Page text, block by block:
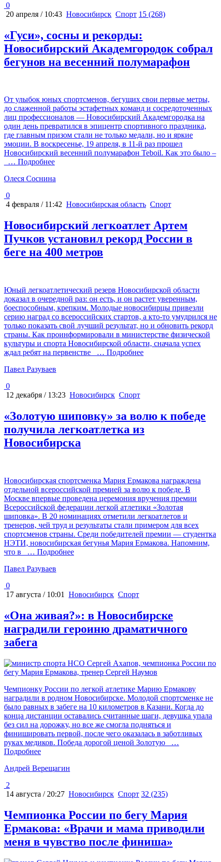
0
20 апреля / 10:43 Новосибирск Спорт 15 (268)
«Гуси», сосны и рекорды:
Новосибирский Академгородок собрал
бегунов на весенний полумарафон
От улыбок юных спортсменов, бегущих свои первые метры,
до слаженной работы эстафетных команд и сосредоточенных
лиц профессионалов — Новосибирский Академгородка на
один день превратился в эпицентр спортивного праздника,
где главным призом стали не только медали, но и яркие
эмоции. В воскресенье, 19 апреля, в 11-й раз прошел
Новосибирский весенний полумарафон Teboil. Как это было –
… Подробнее
Олеся Соснина
0
4 февраля / 11:42 Новосибирская область Спорт
Новосибирский легкоатлет Артем
Пучков установил рекорд России в
беге на 400 метров
Юный легкоатлетический резерв Новосибирской области
доказал в очередной раз: он есть, и он растет уверенным,
боеспособным, крепким. Молодые новосибирцы привезли
серию наград со всероссийских стартов, а кто-то умудрился не
только показать свой лучший результат, но и обновить рекорд
страны. Как проинформировали в министерстве физической
культуры и спорта Новосибирской области, сначала успех
ждал ребят на первенстве
… Подробнее
Павел Разуваев
0
12 декабря / 13:23 Новосибирск Спорт
«Золотую шиповку» за волю к победе
получила легкоатлетка из
Новосибирска
Новосибирская спортсменка Мария Ермакова награждена
отдельной всероссийской премией за волю к победе. В
Москве впервые проведена церемония вручения премии
Всероссийской федерации легкой атлетики «Золотая
шиповка». В 20 номинациях отметили легкоатлетов и
тренеров, чей труд и результаты стали примером для всех
спортсменов страны. Среди победителей премии — студентка
НЭТИ, новосибирская бегунья Мария Ермакова. Напомним,
что в
… Подробнее
Павел Разуваев
0
17 августа / 10:01
Новосибирск Спорт
«Она живая?»: в Новосибирске
наградили героиню драматичного
забега
Чемпионку России по легкой атлетике Марию Ермакову
наградили в родном Новосибирске. Молодой спортсменке не
было равных в забеге на 10 километров в Казани. Когда до
конца дистанции оставались считанные шаги, девушка упала
без сил на дорожку, но все же смогла подняться и
финишировать первой, после чего оказалась в заботливых
руках медиков. Победа дорогой ценой Золотую
…
Подробнее
Андрей Верещагин
2
14 августа / 20:27 Новосибирск Спорт 32 (235)
Чемпионка России по бегу Мария
Ермакова: «Врачи и мама приводили
меня в чувство после финиша»